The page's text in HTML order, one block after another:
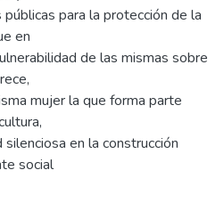
para la protección de la
en
de las mismas sobre
mujer la que forma parte
en la construcción
social